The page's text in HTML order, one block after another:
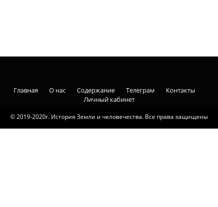
© 2019-2020г. История Земли и человечества. Все права защищены
Главная О нас Содержание Телеграм
Контакты
Личный кабинет